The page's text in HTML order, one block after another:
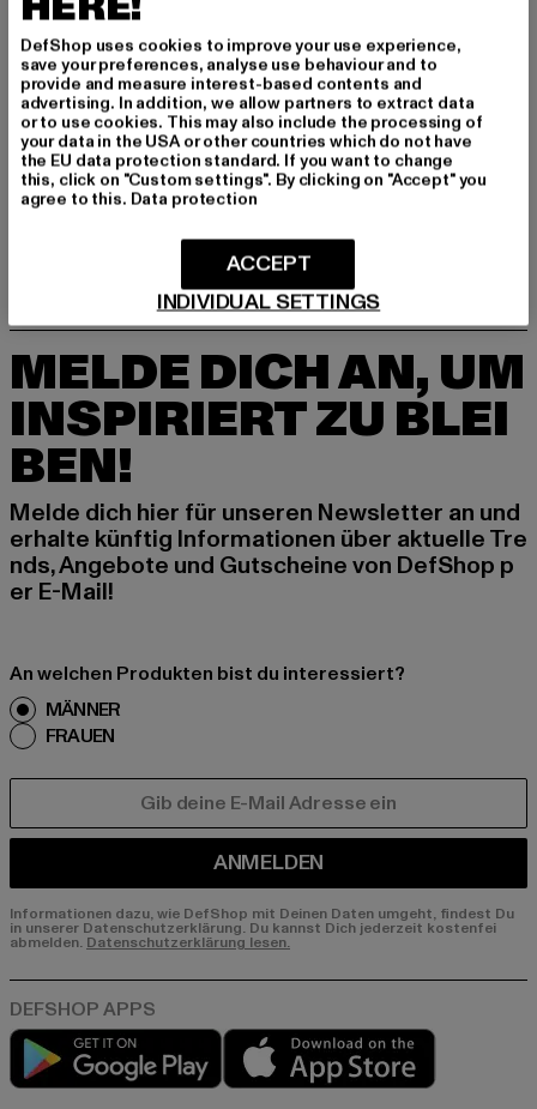
KARL KANI
Ksignature Satin
26,09 EUR
Derzeitiger Preis: 26,09 EUR
44,99 EURAktionspreis: 44,99 EUR
KARL KANI
KK Small Retro Satin
MELDE DICH AN, UM
INSPIRIERT ZU BLEI
BEN!
Melde dich hier für unseren Newsletter an und
erhalte künftig Informationen über aktuelle Tre
nds, Angebote und Gutscheine von DefShop p
er E-Mail!
An welchen Produkten bist du interessiert?
MÄNNER
FRAUEN
ANMELDEN
Informationen dazu, wie DefShop mit Deinen Daten umgeht, findest Du
in unserer Datenschutzerklärung. Du kannst Dich jederzeit kostenfei
abmelden. Datenschutzerklärung lesen.
Play market
DefShop uses cookies to improve your use experience,
save your preferences, analyse use behaviour and to
provide and measure interest-based contents and
advertising. In addition, we allow partners to extract data
or to use cookies. This may also include the processing of
your data in the USA or other countries which do not have
the EU data protection standard. If you want to change
this, click on "Custom settings". By clicking on "Accept" you
agree to this. Data protection
INDIVIDUAL SETTINGS
ACCEPT